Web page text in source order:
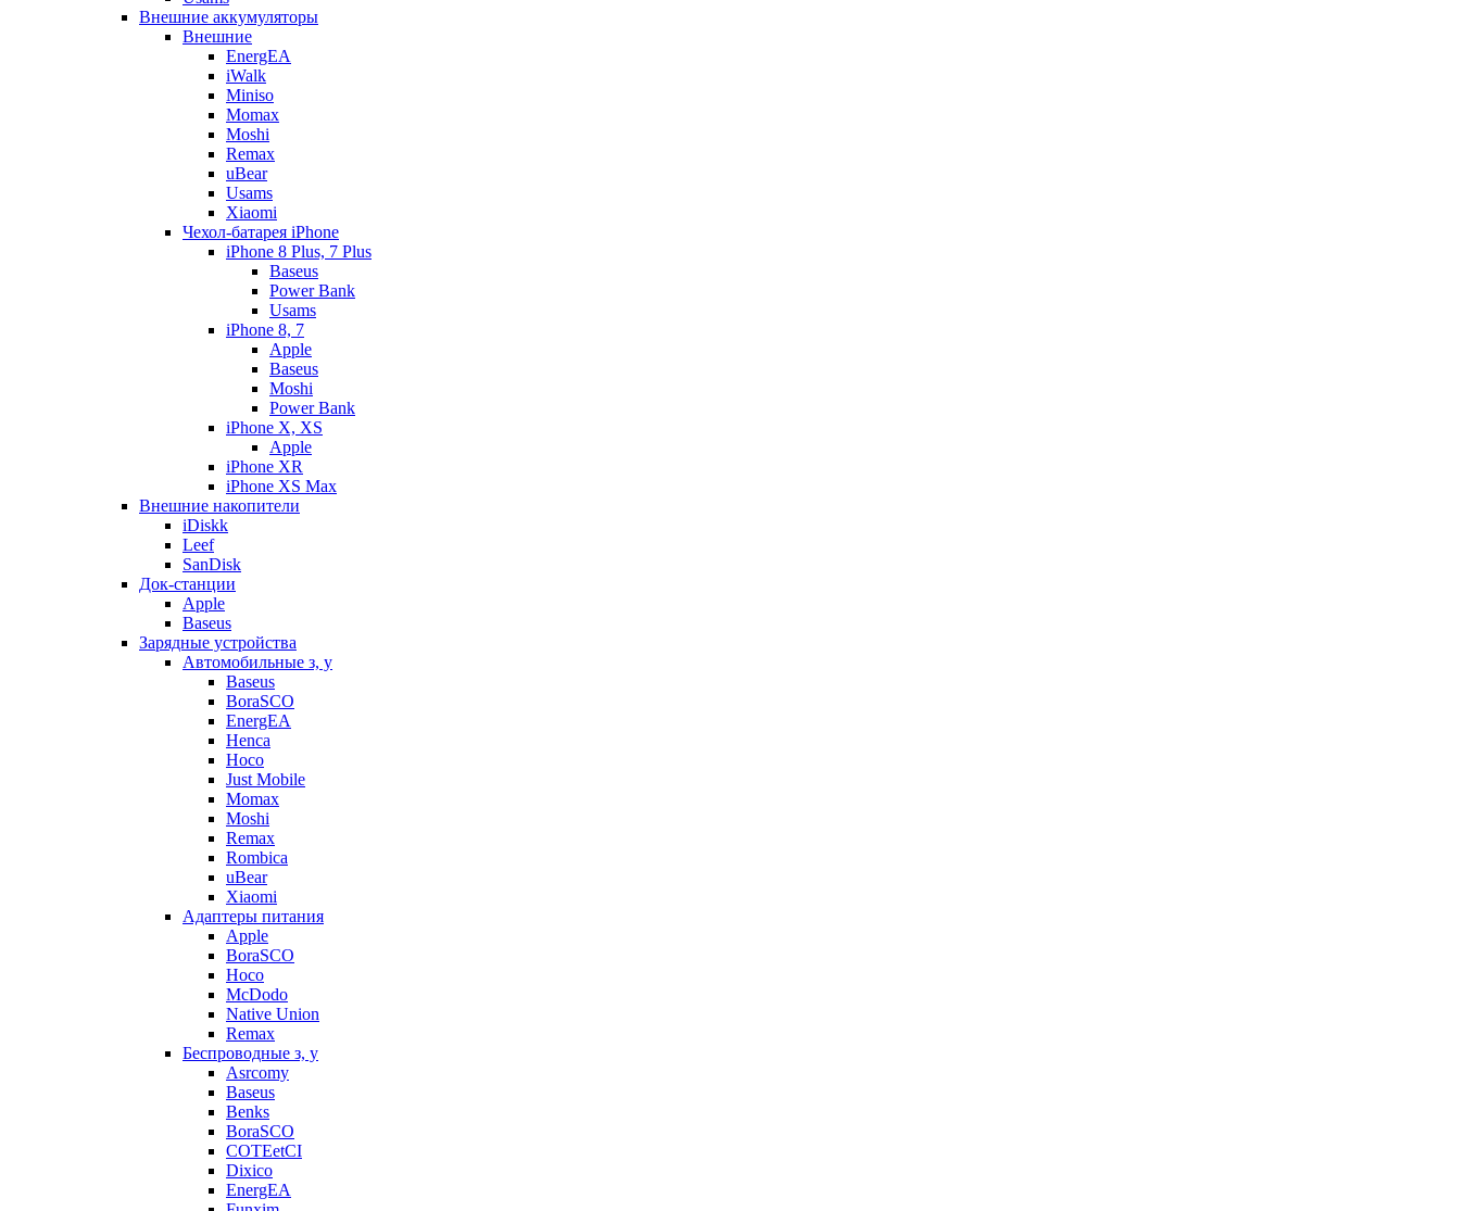
Внешние аккумуляторы
Внешние
EnergEA
iWalk
Miniso
Momax
Moshi
Remax
uBear
Usams
Xiaomi
Чехол-батарея iPhone
iPhone 8 Plus, 7 Plus
Baseus
Power Bank
Usams
iPhone 8, 7
Apple
Baseus
Moshi
Power Bank
iPhone X, XS
Apple
iPhone XR
iPhone XS Max
Внешние накопители
iDiskk
Leef
SanDisk
Док-станции
Apple
Baseus
Зарядные устройства
Автомобильные з, у
Baseus
BoraSCO
EnergEA
Henca
Hoco
Just Mobile
Momax
Moshi
Remax
Rombica
uBear
Xiaomi
Адаптеры питания
Apple
BoraSCO
Hoco
McDodo
Native Union
Remax
Беспроводные з, у
Asrcomy
Baseus
Benks
BoraSCO
COTEetCI
Dixico
EnergEA